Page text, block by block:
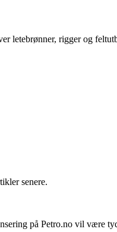
letebrønner, rigger og
senere.
på Petro.no vil være